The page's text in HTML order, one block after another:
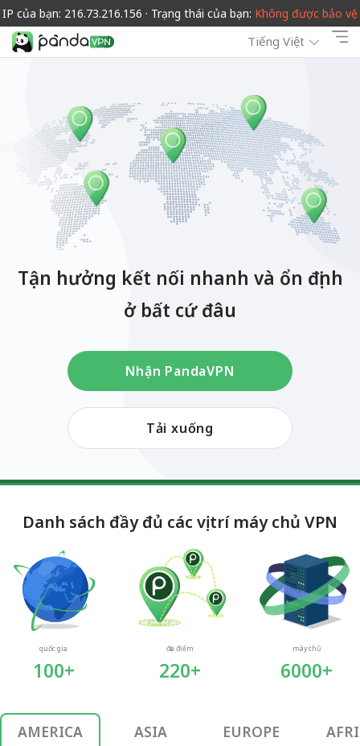
IP của bạn: 216.73.216.156 · Trạng thái của bạn: Không được bảo vệ
Tiếng Việt
Tận hưởng kết nối nhanh và ổn định
ở bất cứ đâu
Nhận PandaVPN
Tải xuống
Danh sách đầy đủ các vị trí máy chủ VPN
quốc gia
100+
địa điểm
220+
máy chủ
6000+
AMERICA ASIA EUROPE